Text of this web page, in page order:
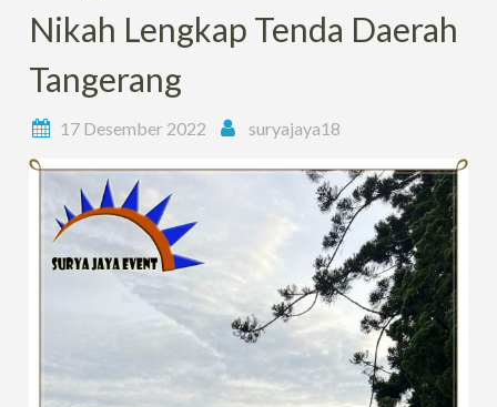
Nikah Lengkap Tenda Daerah
Tangerang
17 Desember 2022 suryajaya18